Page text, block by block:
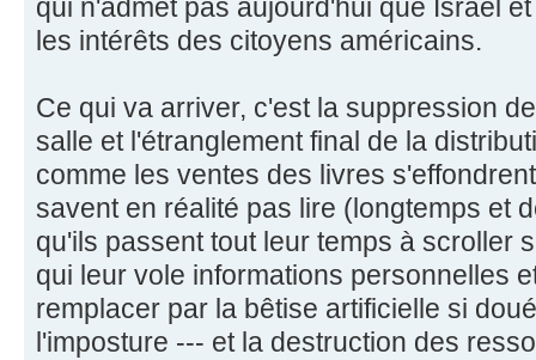
qui n'admet pas aujourd'hui que Israël
les intérêts des citoyens américains.
Ce qui va arriver, c'est la suppression
salle et l'étranglement final de la
comme les ventes des livres
savent en réalité pas lire (longtemps et
qu'ils passent tout leur temps à scroller
qui leur vole informations personnelles
remplacer par la bêtise artificielle si
l'imposture --- et la destruction des